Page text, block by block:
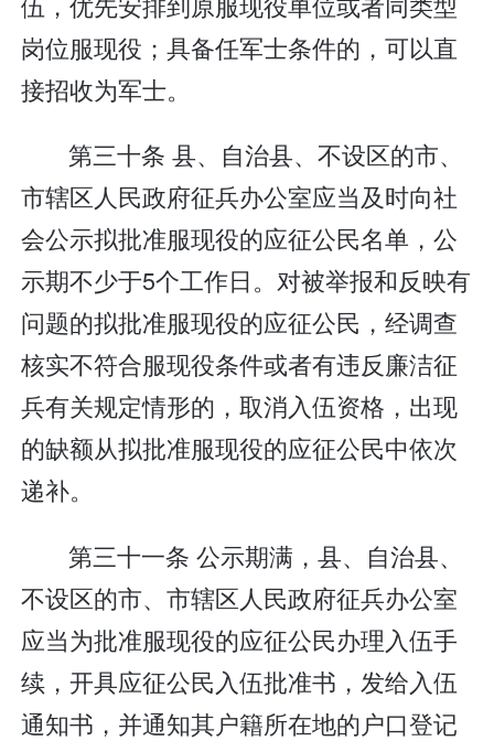
岗位服现役；具备任军士条件的，可以直
接招收为军士。
第三十条 县、自治县、不设区的市、
市辖区人民政府征兵办公室应当及时向社
会公示拟批准服现役的应征公民名单，公
示期不少于5个工作日。对被举报和反映有
问题的拟批准服现役的应征公民，经调查
核实不符合服现役条件或者有违反廉洁征
兵有关规定情形的，取消入伍资格，出现
的缺额从拟批准服现役的应征公民中依次
递补。
第三十一条 公示期满，县、自治县、
不设区的市、市辖区人民政府征兵办公室
应当为批准服现役的应征公民办理入伍手
续，开具应征公民入伍批准书，发给入伍
通知书，并通知其户籍所在地的户口登记